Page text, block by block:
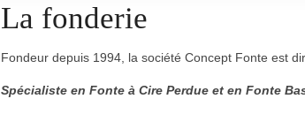
La fonderie
Fondeur depuis 1994, la société Concept Fonte est
Spécialiste en Fonte à Cire Perdue et en Fonte